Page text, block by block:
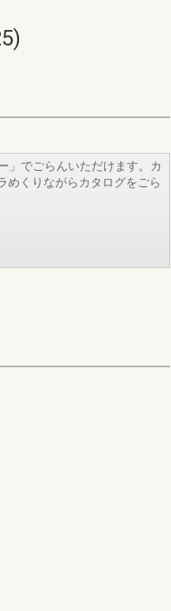
」でごらんいただけます。カ
めくりながらカタログをごら